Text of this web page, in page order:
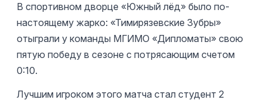
В спортивном дворце «Южный лёд» было по-
настоящему жарко: «Тимирязевские Зубры»
отыграли у команды МГИМО «Дипломаты» свою
пятую победу в сезоне с потрясающим счетом
0:10.
Лучшим игроком этого матча стал студент 2